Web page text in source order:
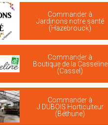
Commander à
Jardinons notre santé
(Hazebrouck)
Commander à
Boutique de la Casseline
(Cassel)
Commander à
J DUBOIS Horticulteur
(Béthune)